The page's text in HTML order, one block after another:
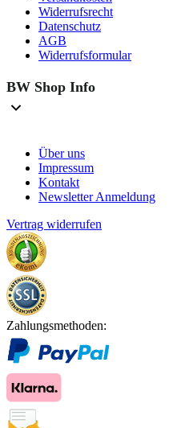
Widerrufsrecht
Datenschutz
AGB
Widerrufsformular
BW Shop Info
Über uns
Impressum
Kontakt
Newsletter Anmeldung
Vertrag widerrufen
Zahlungsmethoden: